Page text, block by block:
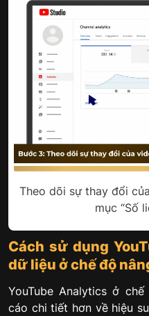
Theo dõi sự thay đổi
mục “Số
Cách sử dụng
dữ liệu ở chế độ
YouTube Analytics ở
cáo chi tiết hơn về hiệu